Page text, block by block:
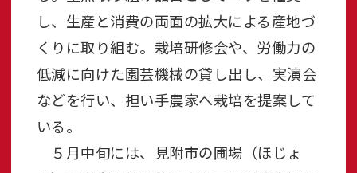
し、生産と消費の両面の拡大による産地づ
くりに取り組む。栽培研修会や、労働力の
低減に向けた園芸機械の貸し出し、実演会
などを行い、担い手農家へ栽培を提案して
いる。
５月中旬には、見附市の圃場（ほじょ